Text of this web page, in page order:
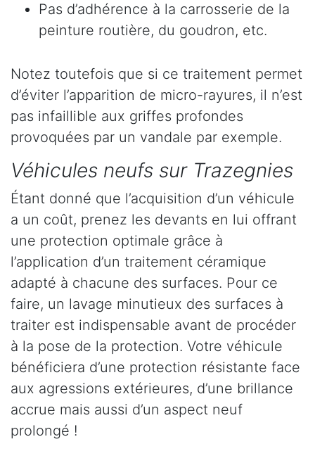
Pas d’adhérence à la carrosserie de la
peinture routière, du goudron, etc.
Notez toutefois que si ce traitement permet
d’éviter l’apparition de micro-rayures, il n’est
pas infaillible aux griffes profondes
provoquées par un vandale par exemple.
Véhicules neufs sur Trazegnies
Étant donné que l’acquisition d’un véhicule
a un coût, prenez les devants en lui offrant
une protection optimale grâce à
l’application d’un traitement céramique
adapté à chacune des surfaces. Pour ce
faire, un lavage minutieux des surfaces à
traiter est indispensable avant de procéder
à la pose de la protection. Votre véhicule
bénéficiera d’une protection résistante face
aux agressions extérieures, d’une brillance
accrue mais aussi d’un aspect neuf
prolongé !